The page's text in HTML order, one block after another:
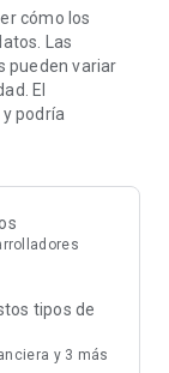
cómo los
Las
pueden variar
El
podría
tipos de
y 3 más